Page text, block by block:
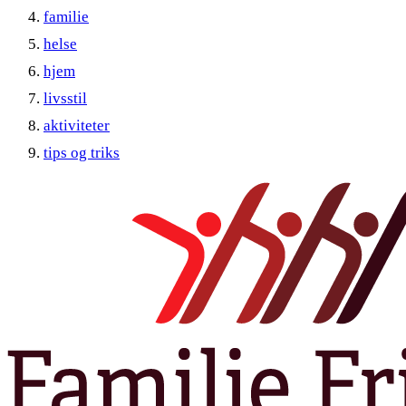
familie
helse
hjem
livsstil
aktiviteter
tips og triks